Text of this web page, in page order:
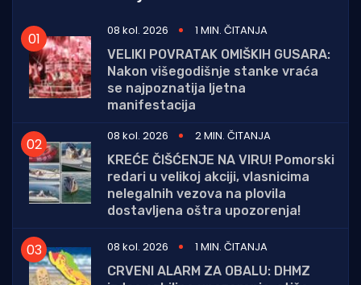
08 kol. 2026
1 MIN. ČITANJA
VELIKI POVRATAK OMIŠKIH GUSARA:
Nakon višegodišnje stanke vraća
se najpoznatija ljetna
manifestacija
08 kol. 2026
2 MIN. ČITANJA
KREĆE ČIŠĆENJE NA VIRU! Pomorski
redari u velikoj akciji, vlasnicima
nelegalnih vezova na plovila
dostavljena oštra upozorenja!
08 kol. 2026
1 MIN. ČITANJA
CRVENI ALARM ZA OBALU: DHMZ